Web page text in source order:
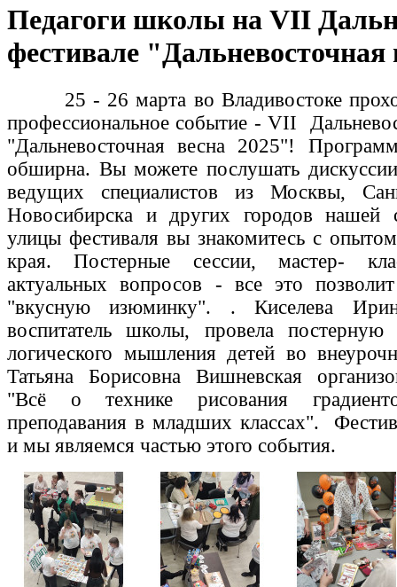
Педагоги школы на VII
фестивале "Дальневосточная
25 - 26 марта во Владивостоке
профессиональное событие - VII
"Дальневосточная весна 2025"!
обширна. Вы можете послушать
ведущих специалистов из Москвы,
Новосибирска и других городов нашей
улицы фестиваля вы знакомитесь с
края. Постерные сессии, мастер-
актуальных вопросов - все это
"вкусную изюминку". . Киселева
воспитатель школы, провела постерную
логического мышления детей во
Татьяна Борисовна Вишневская
"Всё о технике рисования
преподавания в младших классах".
и мы являемся частью этого события.